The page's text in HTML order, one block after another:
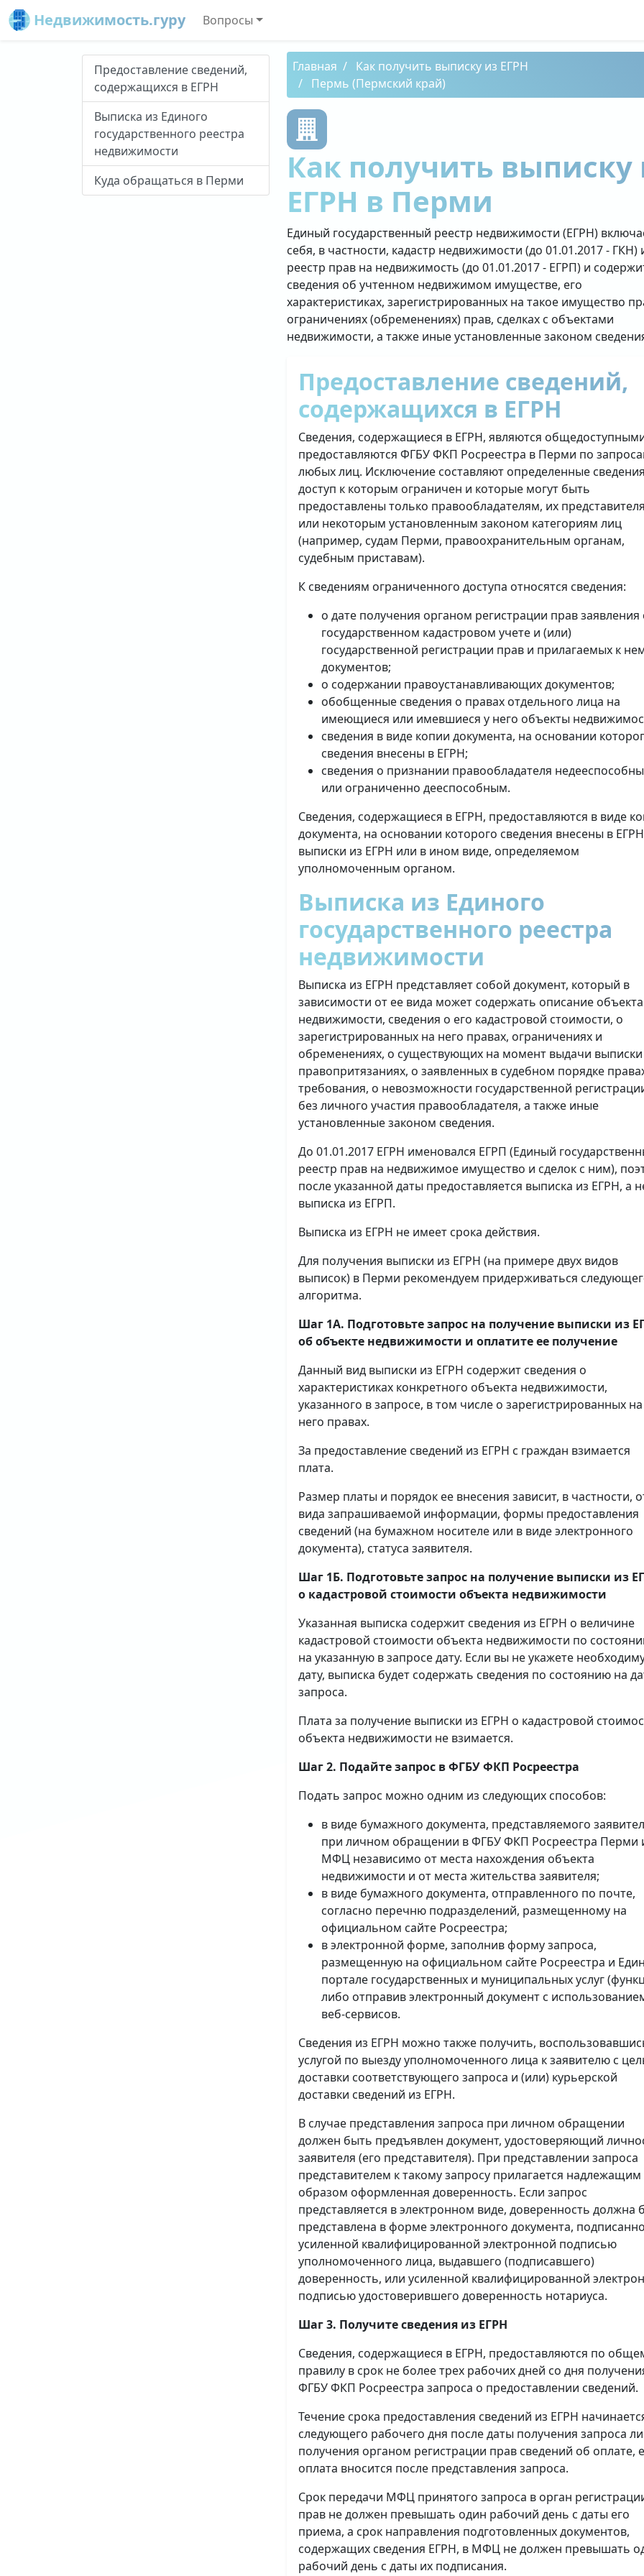
Недвижимость.гуру Вопросы
Предоставление сведений,
содержащихся в ЕГРН
Выписка из Единого
государственного реестра
недвижимости
Куда обращаться в Перми
Главная
Как получить выписку из ЕГРН
Пермь (Пермский край)
Как получить выписку
ЕГРН в Перми
Единый государственный реестр недвижимости (ЕГРН)
себя, в частности, кадастр недвижимости (до 01.01.2017 - ГКН)
реестр прав на недвижимость (до 01.01.2017 - ЕГРП) и
сведения об учтенном недвижимом имуществе, его
характеристиках, зарегистрированных на такое имущество
ограничениях (обременениях) прав, сделках с объектами
недвижимости, а также иные установленные законом
Предоставление сведений,
содержащихся в ЕГРН
Сведения, содержащиеся в ЕГРН, являются
предоставляются ФГБУ ФКП Росреестра в Перми по
любых лиц. Исключение составляют определенные
доступ к которым ограничен и которые могут быть
предоставлены только правообладателям, их
или некоторым установленным законом категориям лиц
(например, судам Перми, правоохранительным органам,
судебным приставам).
К сведениям ограниченного доступа относятся сведения:
о дате получения органом регистрации прав заявления
государственном кадастровом учете и (или)
государственной регистрации прав и прилагаемых к
документов;
о содержании правоустанавливающих документов;
обобщенные сведения о правах отдельного лица на
имеющиеся или имевшиеся у него объекты
сведения в виде копии документа, на основании
сведения внесены в ЕГРН;
сведения о признании правообладателя
или ограниченно дееспособным.
Сведения, содержащиеся в ЕГРН, предоставляются в виде
документа, на основании которого сведения внесены в
выписки из ЕГРН или в ином виде, определяемом
уполномоченным органом.
Выписка из Единого
государственного реестра
недвижимости
Выписка из ЕГРН представляет собой документ, который в
зависимости от ее вида может содержать описание объекта
недвижимости, сведения о его кадастровой стоимости, о
зарегистрированных на него правах, ограничениях и
обременениях, о существующих на момент выдачи выписки
правопритязаниях, о заявленных в судебном порядке
требования, о невозможности государственной
без личного участия правообладателя, а также иные
установленные законом сведения.
До 01.01.2017 ЕГРН именовался ЕГРП (Единый
реестр прав на недвижимое имущество и сделок с ним),
после указанной даты предоставляется выписка из ЕГРН, а
выписка из ЕГРП.
Выписка из ЕГРН не имеет срока действия.
Для получения выписки из ЕГРН (на примере двух видов
выписок) в Перми рекомендуем придерживаться
алгоритма.
Шаг 1А. Подготовьте запрос на получение выписки из
об объекте недвижимости и оплатите ее получение
Данный вид выписки из ЕГРН содержит сведения о
характеристиках конкретного объекта недвижимости,
указанного в запросе, в том числе о зарегистрированных на
него правах.
За предоставление сведений из ЕГРН с граждан взимается
плата.
Размер платы и порядок ее внесения зависит, в частности,
вида запрашиваемой информации, формы предоставления
сведений (на бумажном носителе или в виде электронного
документа), статуса заявителя.
Шаг 1Б. Подготовьте запрос на получение выписки из
о кадастровой стоимости объекта недвижимости
Указанная выписка содержит сведения из ЕГРН о величине
кадастровой стоимости объекта недвижимости по
на указанную в запросе дату. Если вы не укажете
дату, выписка будет содержать сведения по состоянию на
запроса.
Плата за получение выписки из ЕГРН о кадастровой
объекта недвижимости не взимается.
Шаг 2. Подайте запрос в ФГБУ ФКП Росреестра
Подать запрос можно одним из следующих способов:
в виде бумажного документа, представляемого
при личном обращении в ФГБУ ФКП Росреестра Перми
МФЦ независимо от места нахождения объекта
недвижимости и от места жительства заявителя;
в виде бумажного документа, отправленного по почте,
согласно перечню подразделений, размещенному на
официальном сайте Росреестра;
в электронной форме, заполнив форму запроса,
размещенную на официальном сайте Росреестра и
портале государственных и муниципальных услуг
либо отправив электронный документ с
веб-сервисов.
Сведения из ЕГРН можно также получить,
услугой по выезду уполномоченного лица к заявителю с
доставки соответствующего запроса и (или) курьерской
доставки сведений из ЕГРН.
В случае представления запроса при личном обращении
должен быть предъявлен документ, удостоверяющий
заявителя (его представителя). При представлении запроса
представителем к такому запросу прилагается надлежащим
образом оформленная доверенность. Если запрос
представляется в электронном виде, доверенность должна
представлена в форме электронного документа,
усиленной квалифицированной электронной подписью
уполномоченного лица, выдавшего (подписавшего)
доверенность, или усиленной квалифицированной
подписью удостоверившего доверенность нотариуса.
Шаг 3. Получите сведения из ЕГРН
Сведения, содержащиеся в ЕГРН, предоставляются по
правилу в срок не более трех рабочих дней со дня
ФГБУ ФКП Росреестра запроса о предоставлении сведений.
Течение срока предоставления сведений из ЕГРН
следующего рабочего дня после даты получения запроса
получения органом регистрации прав сведений об оплате,
оплата вносится после представления запроса.
Срок передачи МФЦ принятого запроса в орган
прав не должен превышать один рабочий день с даты его
приема, а срок направления подготовленных документов,
содержащих сведения ЕГРН, в МФЦ не должен превышать
рабочий день с даты их подписания.